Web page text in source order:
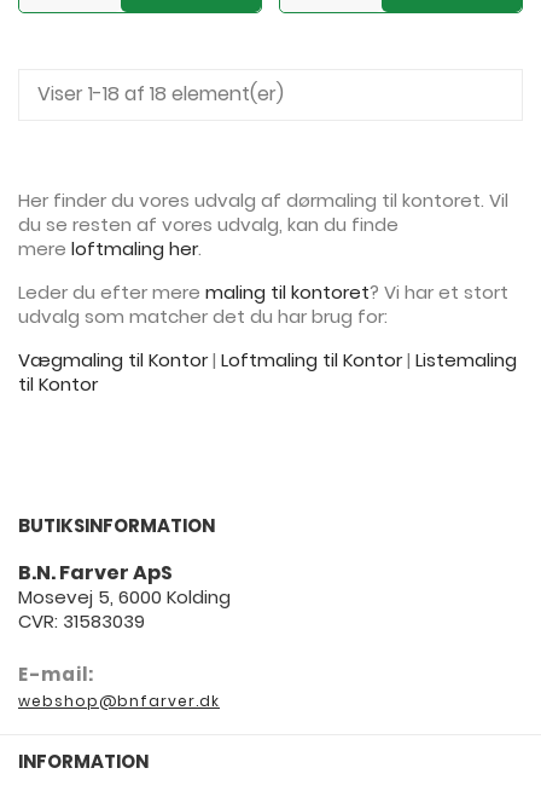
Viser 1-18 af 18 element(er)
Her finder du vores udvalg af dørmaling til kontoret. Vil
du se resten af vores udvalg, kan du finde
mere loftmaling her.
Leder du efter mere maling til kontoret? Vi har et stort
udvalg som matcher det du har brug for:
Vægmaling til Kontor| Loftmaling til Kontor| Listemaling
til Kontor
BUTIKSINFORMATION
B.N. Farver ApS
Mosevej 5, 6000 Kolding
CVR: 31583039
E-mail:
webshop@bnfarver.dk
INFORMATION